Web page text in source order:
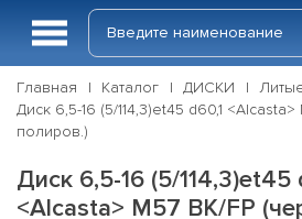
Главная Каталог ДИСКИ
Диск 6,5-16 (5/114,3)et45 d60,1
полиров.)
Диск 6,5-16 (5/114,3)et45
<Alcasta> M57 BK/FP